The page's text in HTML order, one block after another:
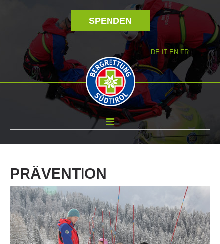
SPENDEN
DE IT EN FR
PRÄVENTION